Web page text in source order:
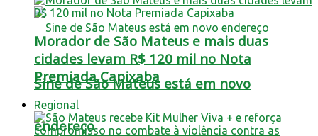
Sine de São Mateus está em novo
endereço
Morador de São Mateus e mais duas
cidades levam R$ 120 mil no Nota
Premiada Capixaba
Regional